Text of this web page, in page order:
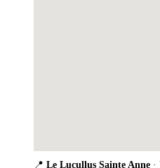
📍 Le Lucullus Sainte Anne ·